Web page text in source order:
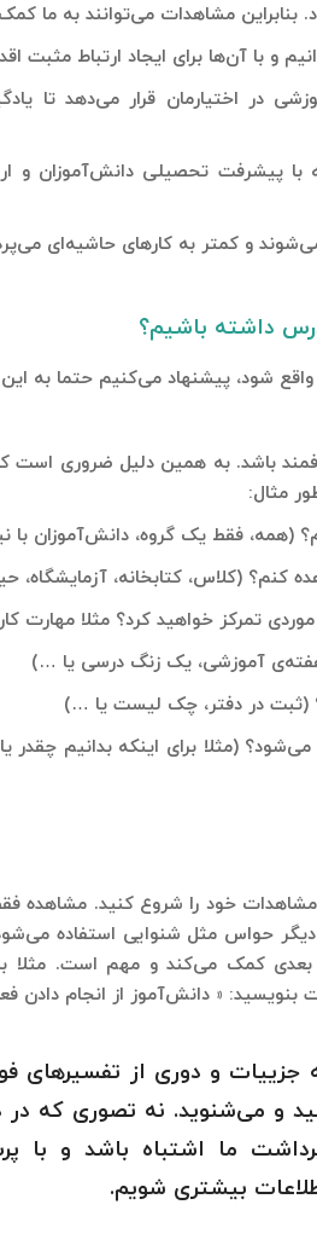
بنابراین مشاهدات می‌توانند به ما
در اختیارمان قرار می‌دهد تا
با پیشرفت تحصیلی دانش‌آموزان و
داشته باشیم؟
پیشنهاد می‌کنیم حتما به این ۴ مورد توجه کنید.
باشد. به همین دلیل ضروری است
مثال:
فقط یک گروه، دانش‌آموزان با
(کلاس، کتابخانه، آزمایشگاه،
تمرکز خواهید کرد؟ مثلا مهارت
آموزشی، یک زنگ درسی یا …)
(ثبت در دفتر، چک لیست یا …)
(مثلا برای اینکه بدانیم چقدر یاد
خود را شروع کنید. مشاهده
حواس مثل شنوایی استفاده
کمک می‌کند و مهم است. مثلا
« دانش‌آموز از انجام دادن
و دوری از تفسیرهای
و می‌شنوید. نه تصوری که
ما اشتباه باشد و با
بیشتری شویم.